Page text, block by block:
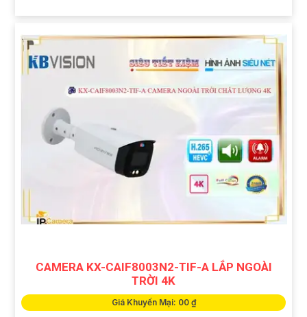
CAMERA KX-CAIF8003N2-TIF-A LẮP NGOÀI
TRỜI 4K
Giá Khuyến Mại: 00 ₫